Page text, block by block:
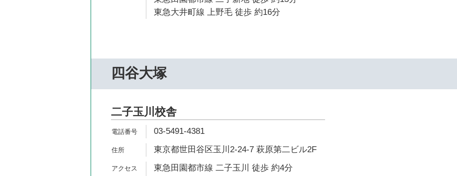
東急大井町線 上野毛 徒歩 約16分
四谷大塚
二子玉川校舎
03-5491-4381
東京都世田谷区玉川2-24-7 萩原第二ビル2F
東急田園都市線 二子玉川 徒歩 約4分